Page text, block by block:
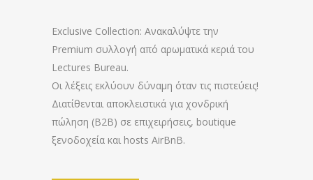
Exclusive Collection: Ανακαλύψτε την
Premium συλλογή από αρωματικά κεριά του
Lectures Bureau.
Οι λέξεις εκλύουν δύναμη όταν τις πιστεύεις!
Διατίθενται αποκλειστικά για χονδρική
πώληση (B2B) σε επιχειρήσεις, boutique
ξενοδοχεία και hosts AirBnB.